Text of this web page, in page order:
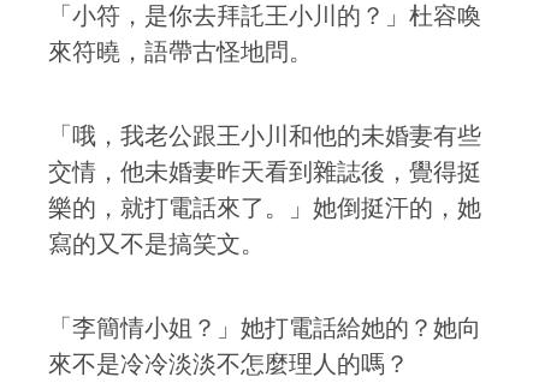
「小符，是你去拜託王小川的？」杜容喚
來符曉，語帶古怪地問。
「哦，我老公跟王小川和他的未婚妻有些
交情，他未婚妻昨天看到雜誌後，覺得挺
樂的，就打電話來了。」她倒挺汗的，她
寫的又不是搞笑文。
「李簡情小姐？」她打電話給她的？她向
來不是冷冷淡淡不怎麼理人的嗎？